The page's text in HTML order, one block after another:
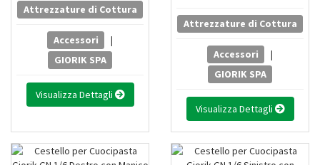
Attrezzature di Cottura
Accessori
|
GIORIK SPA
Visualizza Dettagli
Attrezzature di Cottura
Accessori
|
GIORIK SPA
Visualizza Dettagli